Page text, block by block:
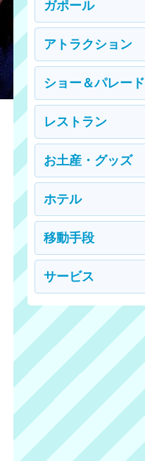
ガポール
アトラクション
ショー＆パレード
レストラン
お土産・グッズ
ホテル
移動手段
サービス